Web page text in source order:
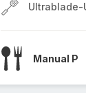
Ultrablade-
Manual P